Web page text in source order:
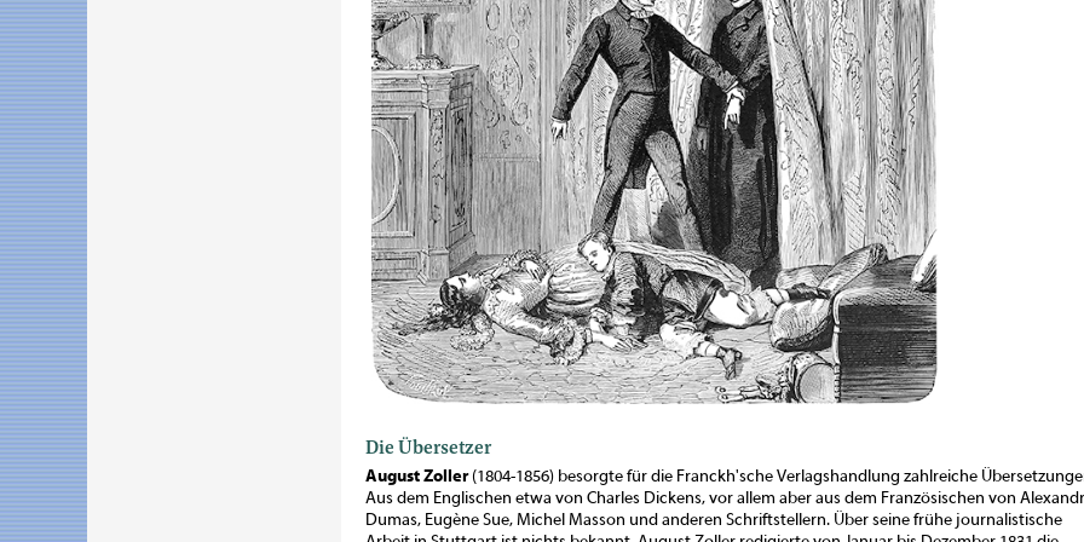
Die Übersetzer
August Zoller(1804-1856) besorgte für die Franckh'sche Verlagshandlung zahlreiche
Aus dem Englischen etwa von Charles Dickens, vor allem aber aus dem Französischen von
Dumas, Eugène Sue, Michel Masson und anderen Schriftstellern. Über seine frühe journalistische